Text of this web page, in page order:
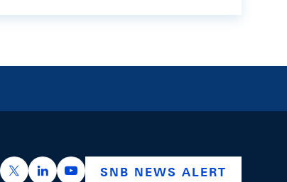
https://x.com/snb_bns
https://ch.linkedin.com/company/swiss-
https://www.youtube.com/
SNB NEWS ALERT